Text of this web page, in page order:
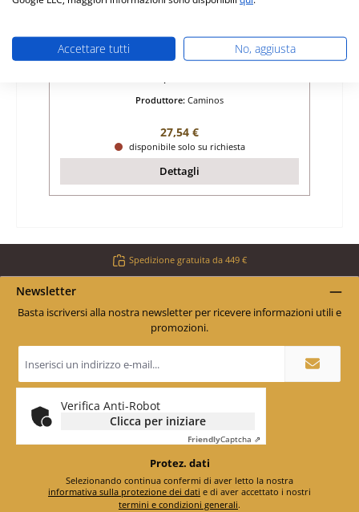
Caminos Lorraine chiusura
Produttore: Caminos
Prezzo normale:
27,54 €
disponibile solo su richiesta
Dettagli
Spedizione gratuita da 449 €
Newsletter
Basta iscriversi alla nostra newsletter per ricevere informazioni utili e
promozioni.
e-
mail
*
Verifica Anti-Robot
Clicca per iniziare
FriendlyCaptcha ⇗
Protez. dati
informativa sulla protezione dei dati
termini e condizioni generali.
Accettare tutti No, aggiusta